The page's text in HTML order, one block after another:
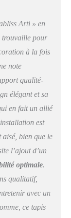
Facile à
à entretenir,
de
et de
propre.
une
d'un tapis
pour
et
Arti » en
trouvaille pour
à la fois
note
qualité-
élégant et sa
en fait un allié
est
aisé, bien que le
l’ajout d’un
optimale.
qualitatif,
avec un
ce tapis